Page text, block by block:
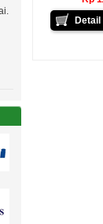
Detail
Top Markotop, Ya
Paketanya Ga Sampai
Jadwal , Yang Penting